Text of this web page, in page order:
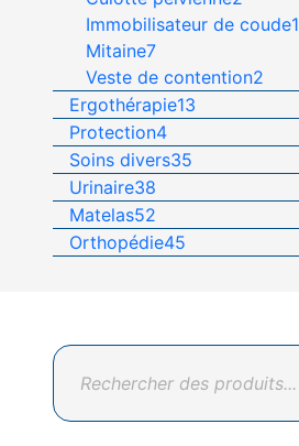
Immobilisateur de coude1
Mitaine7
Veste de contention2
Ergothérapie13
Protection4
Soins divers35
Urinaire38
Matelas52
Orthopédie45
Recherche
produits